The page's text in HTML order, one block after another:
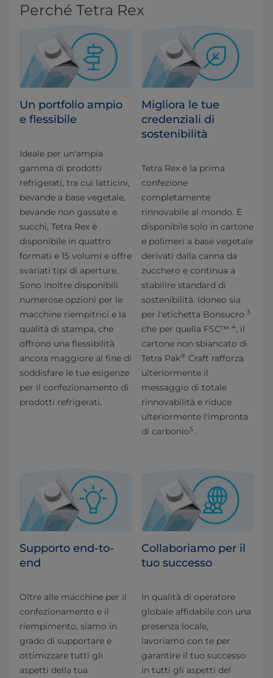
Perché Tetra Rex
Un portfolio ampio
e flessibile
Ideale per un'ampia
gamma di prodotti
refrigerati, tra cui latticini,
bevande a base vegetale,
bevande non gassate e
succhi, Tetra Rex è
disponibile in quattro
formati e 15 volumi e offre
svariati tipi di aperture.
Sono inoltre disponibili
numerose opzioni per le
macchine riempitrici e la
qualità di stampa, che
offrono una flessibilità
ancora maggiore al fine di
soddisfare le tue esigenze
per il confezionamento di
prodotti refrigerati.
Migliora le tue
credenziali di
sostenibilità
Tetra Rex è la prima
confezione
completamente
rinnovabile al mondo. È
disponibile solo in cartone
e polimeri a base vegetale
derivati dalla canna da
zucchero e continua a
stabilire standard di
sostenibilità. Idoneo sia
per l'etichetta Bonsucro 3
che per quella FSC™ 4, il
cartone non sbiancato di
Tetra Pak® Craft rafforza
ulteriormente il
messaggio di totale
rinnovabilità e riduce
ulteriormente l'impronta
di carbonio5 .
Supporto end-to-
end
Oltre alle macchine per il
confezionamento e il
riempimento, siamo in
grado di supportare e
ottimizzare tutti gli
aspetti della tua
Collaboriamo per il
tuo successo
In qualità di operatore
globale affidabile con una
presenza locale,
lavoriamo con te per
garantire il tuo successo
in tutti gli aspetti del